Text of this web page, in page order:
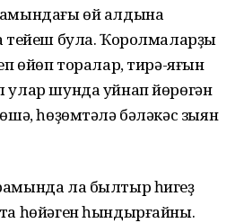
өй алдына
тейеш була. Ҡоролмаларҙы
өйөп торалар, тирә-яғын
шунда уйнап йөрөгән
һөҙөмтәлә бәләкәс зыян
ла былтыр һигеҙ
һөйәген һындырғайны.